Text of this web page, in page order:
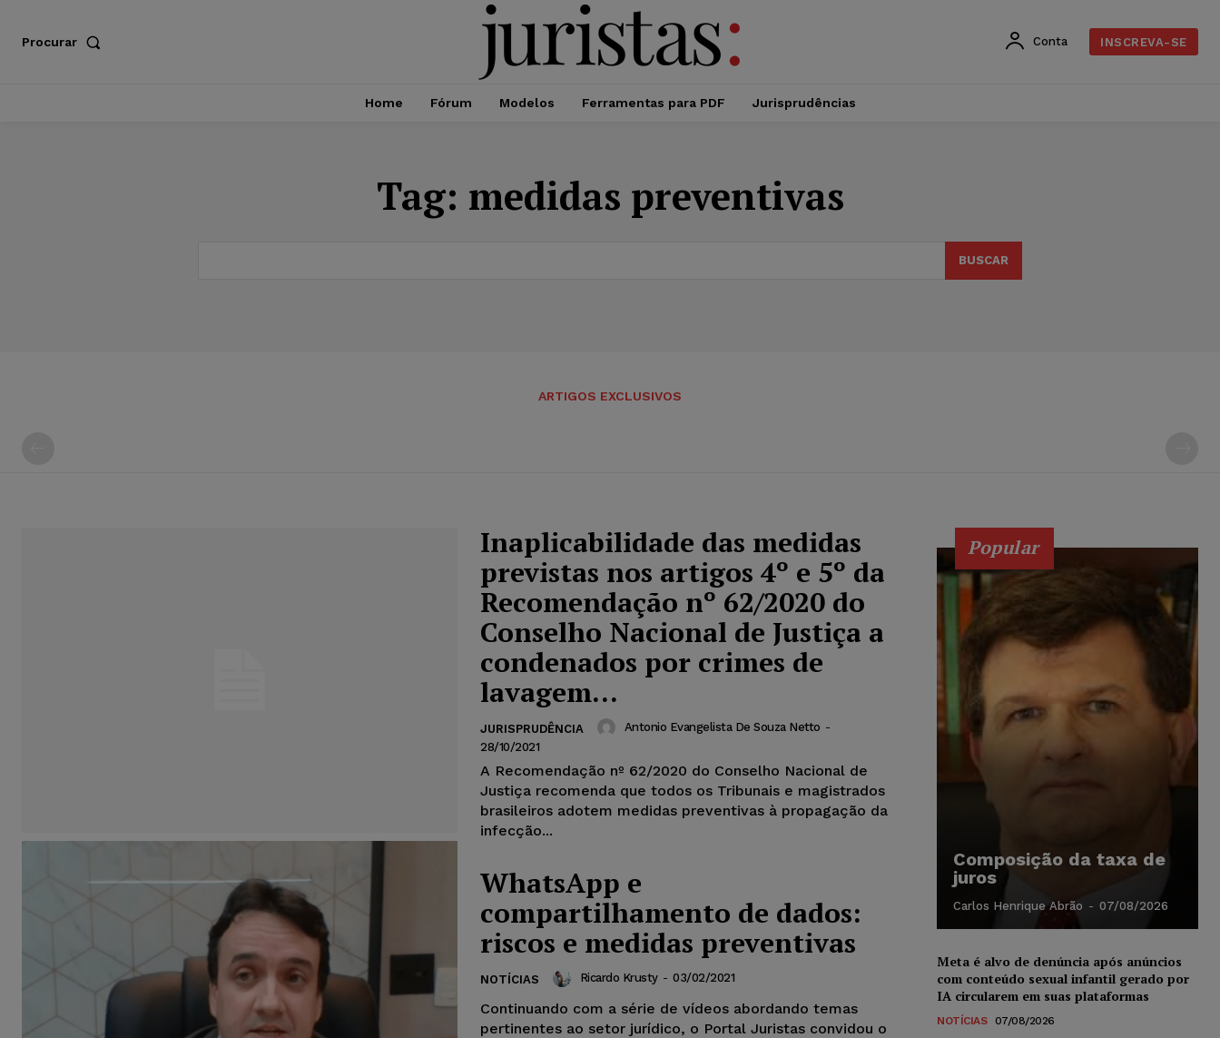
Procurar Conta INSCREVA-SE
Home Fórum Modelos Ferramentas para PDF Jurisprudências
Tag: medidas preventivas
BUSCAR
ARTIGOS EXCLUSIVOS
Inaplicabilidade das medidas
previstas nos artigos 4º e 5º da
Recomendação nº 62/2020 do
Conselho Nacional de Justiça a
condenados por crimes de
lavagem...
JURISPRUDÊNCIA Antonio Evangelista De Souza Netto -
28/10/2021
A Recomendação nº 62/2020 do Conselho Nacional de
Justiça recomenda que todos os Tribunais e magistrados
brasileiros adotem medidas preventivas à propagação da
infecção...
WhatsApp e
compartilhamento de dados:
riscos e medidas preventivas
NOTÍCIAS Ricardo Krusty - 03/02/2021
Continuando com a série de vídeos abordando temas
pertinentes ao setor jurídico, o Portal Juristas convidou o
Popular
Composição da taxa de
juros
Carlos Henrique Abrão - 07/08/2026
Meta é alvo de denúncia após anúncios
com conteúdo sexual infantil gerado por
IA circularem em suas plataformas
NOTÍCIAS 07/08/2026